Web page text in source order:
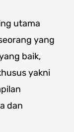
utama
yang
baik,
yakni
dan